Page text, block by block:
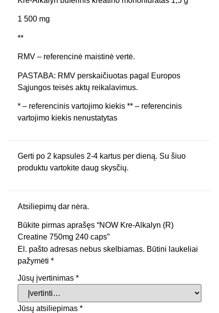
1 500 mg
**
RMV – referencinė maistinė vertė.
PASTABA: RMV perskaičiuotas pagal Europos
Sąjungos teisės aktų reikalavimus.
* – referencinis vartojimo kiekis ** – referencinis
vartojimo kiekis nenustatytas
Gerti po 2 kapsules 2-4 kartus per dieną. Su šiuo
produktu vartokite daug skysčių.
Atsiliepimų dar nėra.
Būkite pirmas aprašęs “NOW Kre-Alkalyn (R)
Creatine 750mg 240 caps”
El. pašto adresas nebus skelbiamas. Būtini laukeliai
pažymėti *
Jūsų įvertinimas *
Jūsų atsiliepimas *